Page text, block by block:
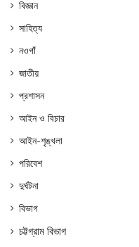
বিজ্ঞান
সাহিত্য
নওগাঁ
জাতীয়
প্রশাসন
আইন ও বিচার
আইন-শৃঙ্খলা
পরিবেশ
দুর্ঘটনা
বিভাগ
চট্টগ্রাম বিভাগ